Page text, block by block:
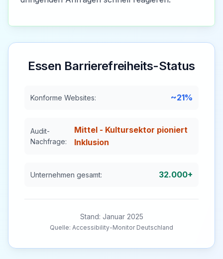
Essen Barrierefreiheits-Status
Konforme Websites: ~21%
Audit-
Nachfrage:
Mittel - Kultursektor pioniert
Inklusion
Unternehmen gesamt: 32.000+
Stand: Januar 2025
Quelle: Accessibility-Monitor Deutschland